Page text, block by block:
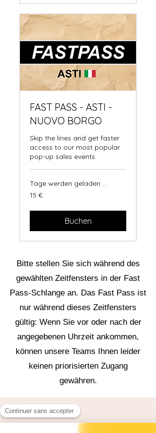
FAST PASS - ASTI -
NUOVO BORGO
Skip the lines and get faster
access to our most popular
pop-up sales events.
Tage werden geladen ...
15
Euro
15 €
Buchen
Bitte stellen Sie sich während des
gewählten Zeitfensters in der Fast
Pass-Schlange an. Das Fast Pass ist
nur während dieses Zeitfensters
gültig: Wenn Sie vor oder nach der
angegebenen Uhrzeit ankommen,
können unsere Teams Ihnen leider
keinen priorisierten Zugang
gewähren.